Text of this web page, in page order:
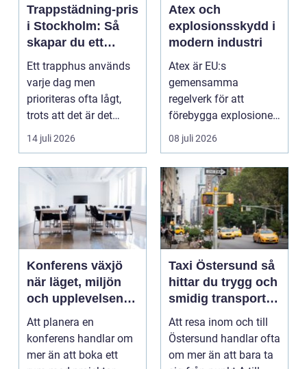
Trappstädning-pris
i Stockholm: Så
skapar du ett
tryggt och trivsamt
trapphus
Ett trapphus används
varje dag men
prioriteras ofta lågt,
trots att det är det
f&oum...
14 juli 2026
Atex och
explosionsskydd i
modern industri
Atex är EU:s
gemensamma
regelverk för att
förebygga explosioner
i arbetsmiljöer ...
08 juli 2026
Konferens växjö
när läget, miljön
och upplevelsen
gör skillnad
Att planera en
konferens handlar om
mer än att boka ett
Taxi Östersund så
hittar du trygg och
smidig transport
året runt
Att resa inom och till
Östersund handlar ofta
om mer än att bara ta